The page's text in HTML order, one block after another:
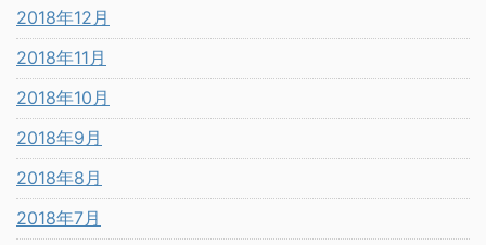
2018年12月
2018年11月
2018年10月
2018年9月
2018年8月
2018年7月